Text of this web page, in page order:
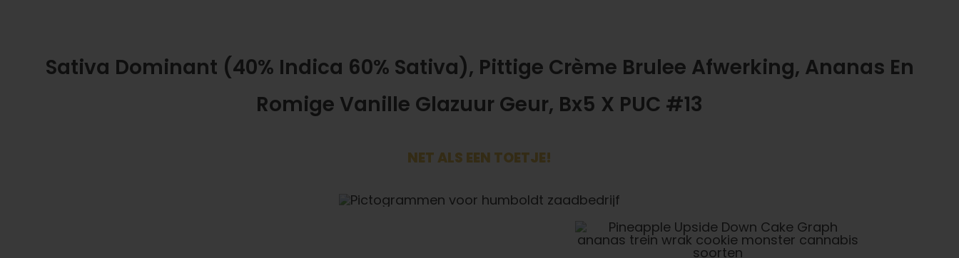
Sativa Dominant (40% Indica 60% Sativa), Pittige Crème Brulee Afwerking, Ananas En
Romige Vanille Glazuur Geur, Bx5 X PUC #13
NET ALS EEN TOETJE!